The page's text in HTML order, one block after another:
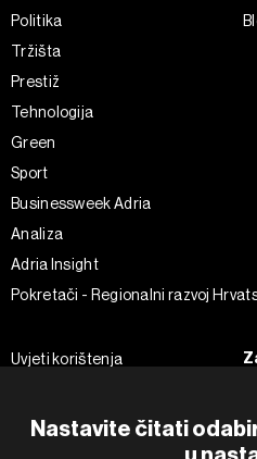
Nastavite čitati
Politika
Tržišta
Prestiž
Tehnologija
Green
Sport
Businessweek Adria
Analiza
Adria Insight
Pokretači - Regionalni razvoj
Uvjeti korištenja
Politika kolačića